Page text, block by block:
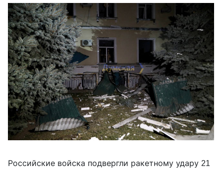
Российские войска подвергли ракетному удару 21